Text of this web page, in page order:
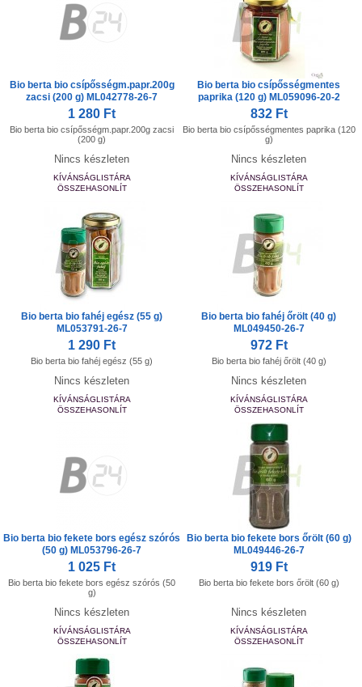
Bio berta bio csípősségm.papr.200g
zacsi (200 g) ML042778-26-7
1 280 Ft
Bio berta bio csípősségm.papr.200g zacsi
(200 g)
Nincs készleten
KÍVÁNSÁGLISTÁRA
ÖSSZEHASONLÍT
Bio berta bio csípősségmentes
paprika (120 g) ML059096-20-2
832 Ft
Bio berta bio csípősségmentes paprika (120
g)
Nincs készleten
KÍVÁNSÁGLISTÁRA
ÖSSZEHASONLÍT
Bio berta bio fahéj egész (55 g)
ML053791-26-7
1 290 Ft
Bio berta bio fahéj egész (55 g)
Nincs készleten
KÍVÁNSÁGLISTÁRA
ÖSSZEHASONLÍT
Bio berta bio fahéj őrölt (40 g)
ML049450-26-7
972 Ft
Bio berta bio fahéj őrölt (40 g)
Nincs készleten
KÍVÁNSÁGLISTÁRA
ÖSSZEHASONLÍT
Bio berta bio fekete bors egész szórós
(50 g) ML053796-26-7
1 025 Ft
Bio berta bio fekete bors egész szórós (50
g)
Nincs készleten
KÍVÁNSÁGLISTÁRA
ÖSSZEHASONLÍT
Bio berta bio fekete bors őrölt (60 g)
ML049446-26-7
919 Ft
Bio berta bio fekete bors őrölt (60 g)
Nincs készleten
KÍVÁNSÁGLISTÁRA
ÖSSZEHASONLÍT